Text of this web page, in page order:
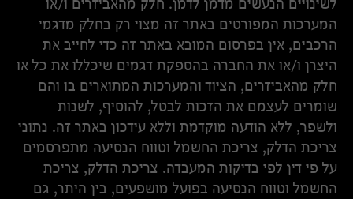
המערכות המפורטים באתר זה מצוי רק בחלק מדגמי
הרכבים, אין בפרסום המובא באתר זה כדי לחייב את
היצרן ו/או את החברה בהספקת דגמים שיכללו את כל או
חלק מהאביזרים, הציוד והמערכות המתוארים בו והם
שומרים לעצמם את הזכות לבטל, להוסיף, לשנות
ולשפר, ללא הודעה מוקדמת וללא עידכון באתר זה. נתוני
צריכת הדלק, צריכת החשמל וטווח הנסיעה מתפרסמים
על פי דין לפי בדיקות המעבדה. צריכת הדלק, צריכת
החשמל וטווח הנסיעה בפועל מושפעים, בין היתר, גם